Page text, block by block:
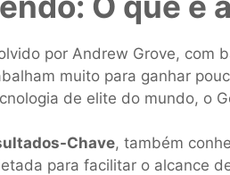
por Andrew Grove, com
muito para ganhar
de elite do mundo, o
Chave, também
para facilitar o alcance